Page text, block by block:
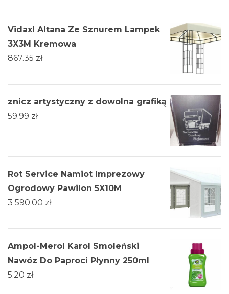
Vidaxl Altana Ze Sznurem Lampek
3X3M Kremowa
867.35 zł
znicz artystyczny z dowolna grafiką
59.99 zł
Rot Service Namiot Imprezowy
Ogrodowy Pawilon 5X10M
3 590.00 zł
Ampol-Merol Karol Smoleński
Nawóz Do Paproci Płynny 250ml
5.20 zł